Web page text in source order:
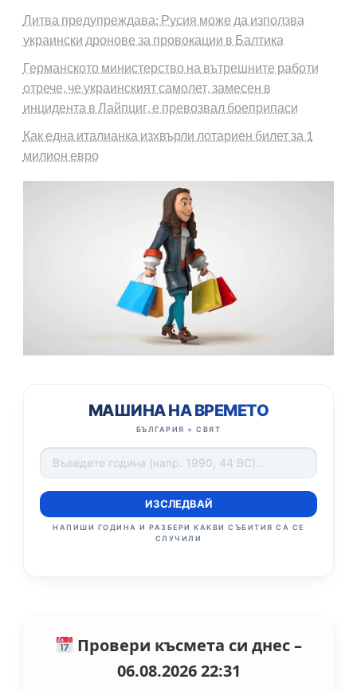
Литва предупреждава: Русия може да използва
украински дронове за провокации в Балтика
Германското министерство на вътрешните работи
отрече, че украинският самолет, замесен в
инцидента в Лайпциг, е превозвал боеприпаси
Как една италианка изхвърли лотариен билет за 1
милион евро
МАШИНА НА ВРЕМЕТО
БЪЛГАРИЯ + СВЯТ
ИЗСЛЕДВАЙ
НАПИШИ ГОДИНА И РАЗБЕРИ КАКВИ СЪБИТИЯ СА СЕ
СЛУЧИЛИ
Провери късмета си днес –
06.08.2026 22:31